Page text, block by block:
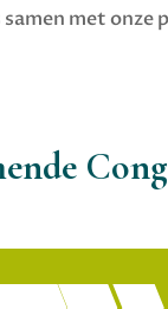
samen met onze